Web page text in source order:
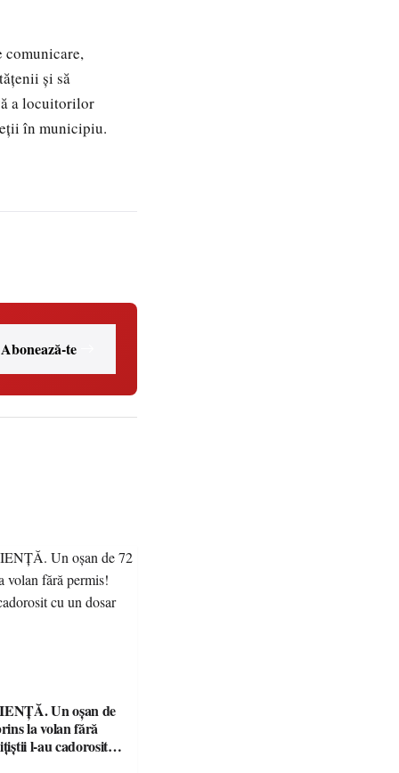
comunicare,
și să
a locuitorilor
în municipiu.
Abonează-te
Un oșan de
la volan fără
l-au cadorosit